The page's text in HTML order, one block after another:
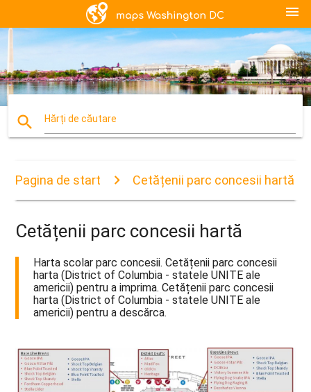
menu
search Hărți de căutare
Pagina de start Cetățenii parc concesii hartă
Cetățenii parc concesii hartă
Harta scolar parc concesii. Cetățenii parc concesii
harta (District of Columbia - statele UNITE ale
americii) pentru a imprima. Cetățenii parc concesii
harta (District of Columbia - statele UNITE ale
americii) pentru a descărca.